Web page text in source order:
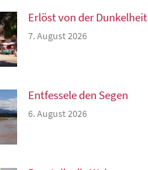
Erlöst von der Dunkelheit
7. August 2026
Entfessele den Segen
6. August 2026